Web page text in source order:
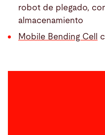
robot de plegado,
almacenamiento
Mobile Bending Cell